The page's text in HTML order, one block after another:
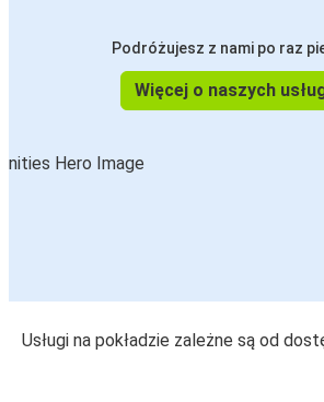
Podróżujesz z nami po raz
Więcej o naszych
Usługi na pokładzie zależne są od